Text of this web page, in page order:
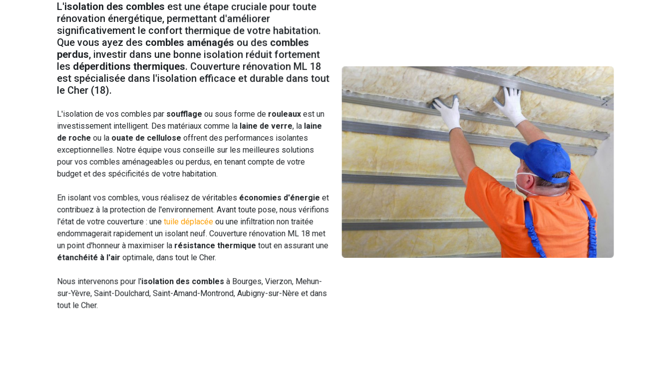
L'isolation des combles est une étape cruciale pour toute
rénovation énergétique, permettant d'améliorer
significativement le confort thermique de votre habitation.
Que vous ayez des combles aménagés ou des combles
perdus, investir dans une bonne isolation réduit fortement
les déperditions thermiques. Couverture rénovation ML 18
est spécialisée dans l'isolation efficace et durable dans tout
le Cher (18).
L'isolation de vos combles par soufflage ou sous forme de rouleaux est un
investissement intelligent. Des matériaux comme la laine de verre, la laine
de roche ou la ouate de cellulose offrent des performances isolantes
exceptionnelles. Notre équipe vous conseille sur les meilleures solutions
pour vos combles aménageables ou perdus, en tenant compte de votre
budget et des spécificités de votre habitation.
En isolant vos combles, vous réalisez de véritables économies d'énergie et
contribuez à la protection de l'environnement. Avant toute pose, nous vérifions
l'état de votre couverture : une tuile déplacée ou une infiltration non traitée
endommagerait rapidement un isolant neuf. Couverture rénovation ML 18 met
un point d'honneur à maximiser la résistance thermique tout en assurant une
étanchéité à l'air optimale, dans tout le Cher.
Nous intervenons pour l'isolation des combles à Bourges, Vierzon, Mehun-
sur-Yèvre, Saint-Doulchard, Saint-Amand-Montrond, Aubigny-sur-Nère et dans
tout le Cher.